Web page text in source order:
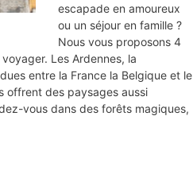
escapade en amoureux
ou un séjour en famille ?
Nous vous proposons 4
Les Ardennes, la
entre la France la Belgique et le
offrent des paysages aussi
vous dans des forêts magiques,